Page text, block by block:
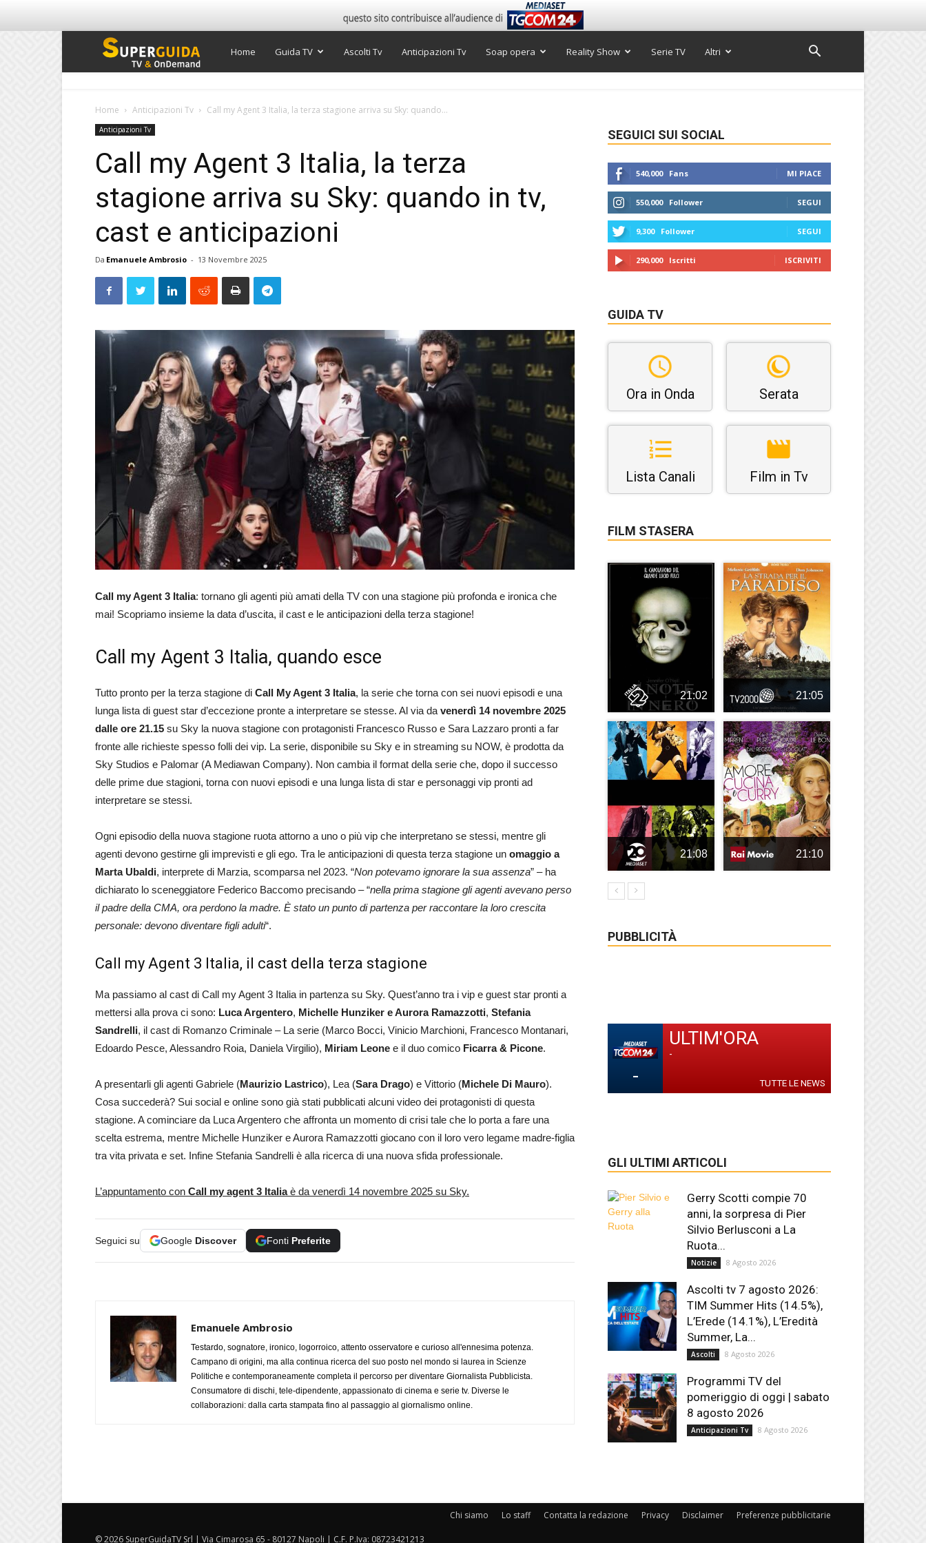
Super
Home Guida TV Ascolti Tv Anticipazioni Tv Soap opera Reality Show Serie TV Altri
Home Anticipazioni Tv Call my Agent 3 Italia, la terza stagione arriva su Sky: quando...
Anticipazioni Tv
Call my Agent 3 Italia, la terza
stagione arriva su Sky: quando in tv,
cast e anticipazioni
Da Emanuele Ambrosio - 13 Novembre 2025
Call my Agent 3 Italia: tornano gli agenti più amati della TV con una stagione più profonda e ironica che
mai! Scopriamo insieme la data d’uscita, il cast e le anticipazioni della terza stagione!
Call my Agent 3 Italia, quando esce
Tutto pronto per la terza stagione di Call My Agent 3 Italia, la serie che torna con sei nuovi episodi e una
lunga lista di guest star d’eccezione pronte a interpretare se stesse. Al via da venerdì 14 novembre 2025
dalle ore 21.15 su Sky la nuova stagione con protagonisti Francesco Russo e Sara Lazzaro pronti a far
fronte alle richieste spesso folli dei vip. La serie, disponibile su Sky e in streaming su NOW, è prodotta da
Sky Studios e Palomar (A Mediawan Company). Non cambia il format della serie che, dopo il successo
delle prime due stagioni, torna con nuovi episodi e una lunga lista di star e personaggi vip pronti ad
interpretare se stessi.
Ogni episodio della nuova stagione ruota attorno a uno o più vip che interpretano se stessi, mentre gli
agenti devono gestirne gli imprevisti e gli ego. Tra le anticipazioni di questa terza stagione un omaggio a
Marta Ubaldi, interprete di Marzia, scomparsa nel 2023. “Non potevamo ignorare la sua assenza” – ha
dichiarato lo sceneggiatore Federico Baccomo precisando – “nella prima stagione gli agenti avevano perso
il padre della CMA, ora perdono la madre. È stato un punto di partenza per raccontare la loro crescita
personale: devono diventare figli adulti“.
Call my Agent 3 Italia, il cast della terza stagione
Ma passiamo al cast di Call my Agent 3 Italia in partenza su Sky. Quest’anno tra i vip e guest star pronti a
mettersi alla prova ci sono: Luca Argentero, Michelle Hunziker e Aurora Ramazzotti, Stefania
Sandrelli, il cast di Romanzo Criminale – La serie (Marco Bocci, Vinicio Marchioni, Francesco Montanari,
Edoardo Pesce, Alessandro Roia, Daniela Virgilio), Miriam Leone e il duo comico Ficarra & Picone.
A presentarli gli agenti Gabriele (Maurizio Lastrico), Lea (Sara Drago) e Vittorio (Michele Di Mauro).
Cosa succederà? Sui social e online sono già stati pubblicati alcuni video dei protagonisti di questa
stagione. A cominciare da Luca Argentero che affronta un momento di crisi tale che lo porta a fare una
scelta estrema, mentre Michelle Hunziker e Aurora Ramazzotti giocano con il loro vero legame madre-figlia
tra vita privata e set. Infine Stefania Sandrelli è alla ricerca di una nuova sfida professionale.
L’appuntamento con Call my agent 3 Italiaè da venerdì 14 novembre 2025 su Sky.
Seguici su Google Discover Fonti Preferite
Emanuele Ambrosio
Testardo, sognatore, ironico, logorroico, attento osservatore e curioso all'ennesima potenza.
Campano di origini, ma alla continua ricerca del suo posto nel mondo si laurea in Scienze
Politiche e contemporaneamente completa il percorso per diventare Giornalista Pubblicista.
Consumatore di dischi, tele-dipendente, appassionato di cinema e serie tv. Diverse le
collaborazioni: dalla carta stampata fino al passaggio al giornalismo online.
SEGUICI SUI SOCIAL
540,000 Fans MI PIACE
550,000 Follower SEGUI
9,300 Follower SEGUI
290,000 Iscritti ISCRIVITI
GUIDA TV
Ora in Onda Serata
Lista Canali Film in Tv
FILM STASERA
21:02 21:05
21:08 21:10
PUBBLICITÀ
-
ULTIM'ORA
-
TUTTE LE NEWS
GLI ULTIMI ARTICOLI
Gerry Scotti compie 70
anni, la sorpresa di Pier
Silvio Berlusconi a La
Ruota...
Notizie 8 Agosto 2026
Ascolti tv 7 agosto 2026:
TIM Summer Hits (14.5%),
L’Erede (14.1%), L’Eredità
Summer, La...
Ascolti 8 Agosto 2026
Programmi TV del
pomeriggio di oggi | sabato
8 agosto 2026
Anticipazioni Tv 8 Agosto 2026
Chi siamo Lo staff Contatta la redazione Privacy Disclaimer Preferenze pubblicitarie
© 2026 SuperGuidaTV Srl | Via Cimarosa 65 - 80127 Napoli | C.F. P.Iva: 08723421213